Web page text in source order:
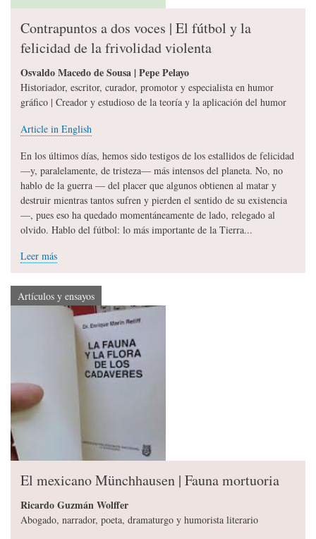
Contrapuntos a dos voces | El fútbol y la
felicidad de la frivolidad violenta
Osvaldo Macedo de Sousa | Pepe Pelayo
Historiador, escritor, curador, promotor y especialista en humor
gráfico | Creador y estudioso de la teoría y la aplicación del humor
Article in English
En los últimos días, hemos sido testigos de los estallidos de felicidad
—y, paralelamente, de tristeza— más intensos del planeta. No, no
hablo de la guerra — del placer que algunos obtienen al matar y
destruir mientras tantos sufren y pierden el sentido de su existencia
—, pues eso ha quedado momentáneamente de lado, relegado al
olvido. Hablo del fútbol: lo más importante de la Tierra...
Leer más
Artículos y ensayos
El mexicano Münchhausen | Fauna mortuoria
Ricardo Guzmán Wolffer
Abogado, narrador, poeta, dramaturgo y humorista literario